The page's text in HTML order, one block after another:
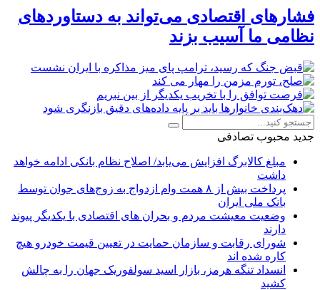
فشارهای اقتصادی می‌تواند به دستاوردهای
نظامی ما آسیب بزند
جدید محبوب تصادفی
مبلغ کالابرگ افزایش می‌یابد/ اصلاح نظام بانکی ادامه خواهد
داشت
پرداخت بیش از ۸ همت وام ازدواج به زوج‌های جوان توسط
بانک ملی ایران
وضعیت معیشت مردم و بحران های اقتصادی با یکدیگر پیوند
دارند
شورای رقابت و سازمان حمایت در تعیین قیمت خودرو هیچ
کاره شده اند
انسداد تنگه هرمز، بازار اسید سولفوریک جهان را به چالش
کشید